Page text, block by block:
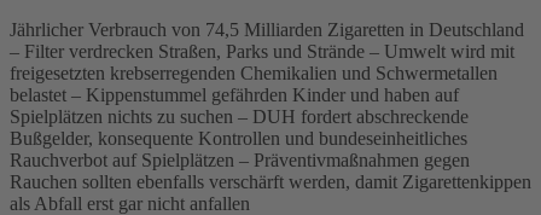
Jährlicher Verbrauch von 74,5 Milliarden Zigaretten in Deutschland
– Filter verdrecken Straßen, Parks und Strände – Umwelt wird mit
freigesetzten krebserregenden Chemikalien und Schwermetallen
belastet – Kippenstummel gefährden Kinder und haben auf
Spielplätzen nichts zu suchen – DUH fordert abschreckende
Bußgelder, konsequente Kontrollen und bundeseinheitliches
Rauchverbot auf Spielplätzen – Präventivmaßnahmen gegen
Rauchen sollten ebenfalls verschärft werden, damit Zigarettenkippen
als Abfall erst gar nicht anfallen